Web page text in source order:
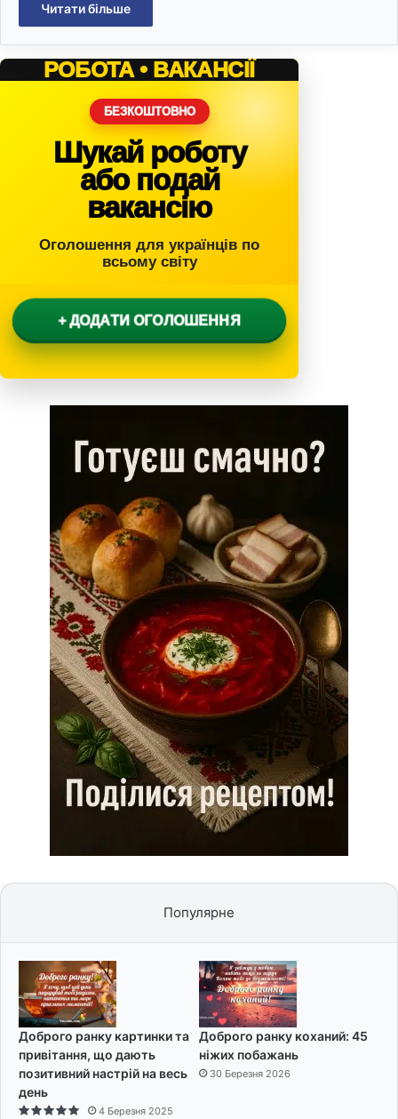
Читати більше
РОБОТА • ВАКАНСІЇ
БЕЗКОШТОВНО
Шукай роботу
або подай
вакансію
Оголошення для українців по
всьому світу
+ ДОДАТИ ОГОЛОШЕННЯ
Популярне
Доброго ранку картинки та
привітання, що дають
позитивний настрій на весь
день
4 Березня 2025
Доброго ранку коханий: 45
ніжих побажань
30 Березня 2026